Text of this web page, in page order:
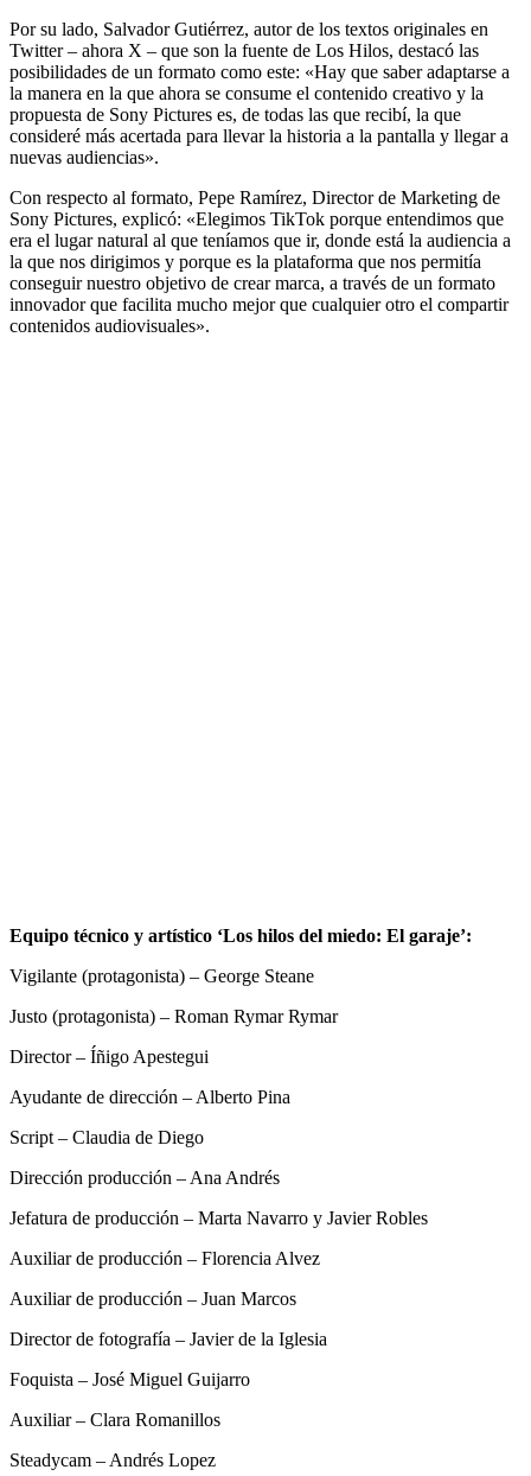
Por su lado, Salvador Gutiérrez, autor de los textos originales en
Twitter – ahora X – que son la fuente de Los Hilos, destacó las
posibilidades de un formato como este: «Hay que saber adaptarse a
la manera en la que ahora se consume el contenido creativo y la
propuesta de Sony Pictures es, de todas las que recibí, la que
consideré más acertada para llevar la historia a la pantalla y llegar a
nuevas audiencias».
Con respecto al formato, Pepe Ramírez, Director de Marketing de
Sony Pictures, explicó: «Elegimos TikTok porque entendimos que
era el lugar natural al que teníamos que ir, donde está la audiencia a
la que nos dirigimos y porque es la plataforma que nos permitía
conseguir nuestro objetivo de crear marca, a través de un formato
innovador que facilita mucho mejor que cualquier otro el compartir
contenidos audiovisuales».
Equipo técnico y artístico ‘Los hilos del miedo: El garaje’:
Vigilante (protagonista) – George Steane
Justo (protagonista) – Roman Rymar Rymar
Director – Íñigo Apestegui
Ayudante de dirección – Alberto Pina
Script – Claudia de Diego
Dirección producción – Ana Andrés
Jefatura de producción – Marta Navarro y Javier Robles
Auxiliar de producción – Florencia Alvez
Auxiliar de producción – Juan Marcos
Director de fotografía – Javier de la Iglesia
Foquista – José Miguel Guijarro
Auxiliar – Clara Romanillos
Steadycam – Andrés Lopez